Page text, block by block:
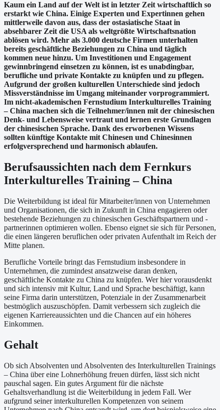
Kaum ein Land auf der Welt ist in letzter Zeit wirtschaftlich so
erstarkt wie China. Einige Experten und Expertinnen gehen
mittlerweile davon aus, dass der ostasiatische Staat in
absehbarer Zeit die USA als weltgrößte Wirtschaftsnation
ablösen wird. Mehr als 3.000 deutsche Firmen unterhalten
bereits geschäftliche Beziehungen zu China und täglich
kommen neue hinzu. Um Investitionen und Engagement
gewinnbringend einsetzen zu können, ist es unabdingbar,
berufliche und private Kontakte zu knüpfen und zu pflegen.
Aufgrund der großen kulturellen Unterschiede sind jedoch
Missverständnisse im Umgang miteinander vorprogrammiert.
Im nicht-akademischen Fernstudium Interkulturelles Training
– China machen sich die Teilnehmer/innen mit der chinesischen
Denk- und Lebensweise vertraut und lernen erste Grundlagen
der chinesischen Sprache. Dank des erworbenen Wissens
sollten künftige Kontakte mit Chinesen und Chinesinnen
erfolgversprechend und harmonisch ablaufen.
Berufsaussichten nach dem Fernkurs
Interkulturelles Training – China
Die Weiterbildung ist ideal für Mitarbeiter/innen von Unternehmen
und Organisationen, die sich in Zukunft in China engagieren oder
bestehende Beziehungen zu chinesischen Geschäftspartnern und -
partnerinnen optimieren wollen. Ebenso eignet sie sich für Personen,
die einen längeren beruflichen oder privaten Aufenthalt im Reich der
Mitte planen.
Berufliche Vorteile bringt das Fernstudium insbesondere in
Unternehmen, die zumindest ansatzweise daran denken,
geschäftliche Kontakte zu China zu knüpfen. Wer hier vorausdenkt
und sich intensiv mit Kultur, Land und Sprache beschäftigt, kann
seine Firma darin unterstützen, Potenziale in der Zusammenarbeit
bestmöglich auszuschöpfen. Damit verbessern sich zugleich die
eigenen Karriereaussichten und die Chancen auf ein höheres
Einkommen.
Gehalt
Ob sich Absolventen und Absolventen des Interkulturellen Trainings
– China über eine Lohnerhöhung freuen dürfen, lässt sich nicht
pauschal sagen. Ein gutes Argument für die nächste
Gehaltsverhandlung ist die Weiterbildung in jedem Fall. Wer
aufgrund seiner interkulturellen Kompetenzen von seinem